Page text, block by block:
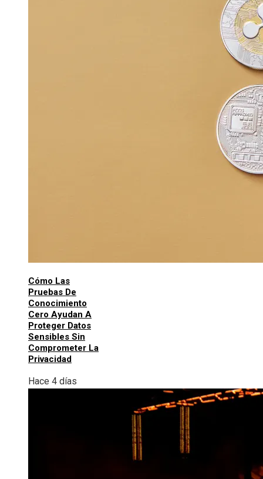
Cómo Las
Pruebas De
Conocimiento
Cero Ayudan A
Proteger Datos
Sensibles Sin
Comprometer La
Privacidad
Hace 4 días